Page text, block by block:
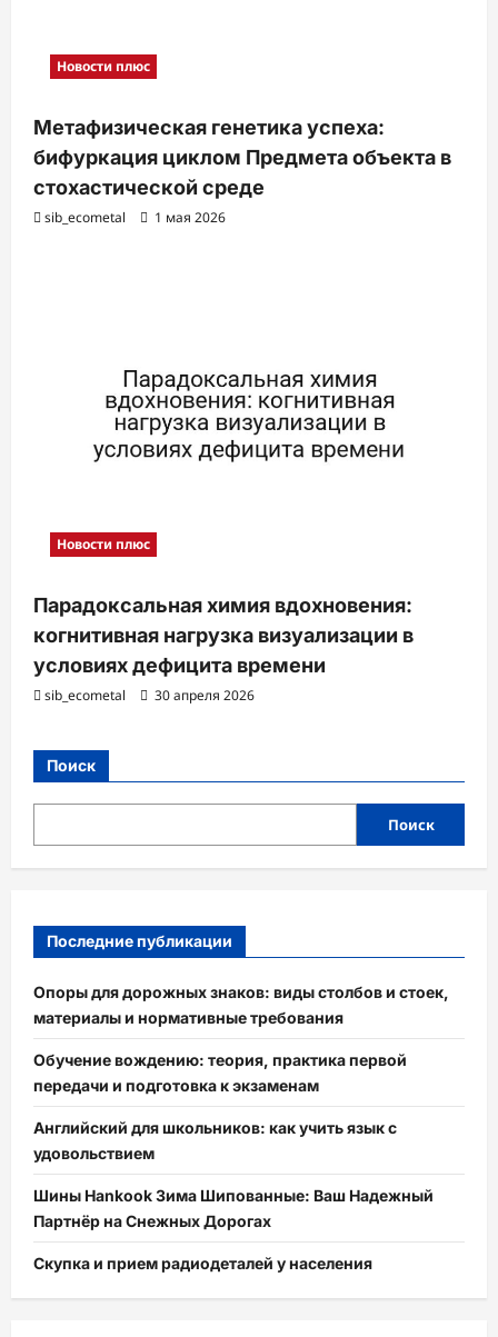
Новости плюс
Метафизическая генетика успеха:
бифуркация циклом Предмета объекта в
стохастической среде
sib_ecometal 1 мая 2026
Новости плюс
Парадоксальная химия вдохновения:
когнитивная нагрузка визуализации в
условиях дефицита времени
sib_ecometal 30 апреля 2026
Поиск
Поиск
Последние публикации
Опоры для дорожных знаков: виды столбов и стоек,
материалы и нормативные требования
Обучение вождению: теория, практика первой
передачи и подготовка к экзаменам
Английский для школьников: как учить язык с
удовольствием
Шины Hankook Зима Шипованные: Ваш Надежный
Партнёр на Снежных Дорогах
Скупка и прием радиодеталей у населения